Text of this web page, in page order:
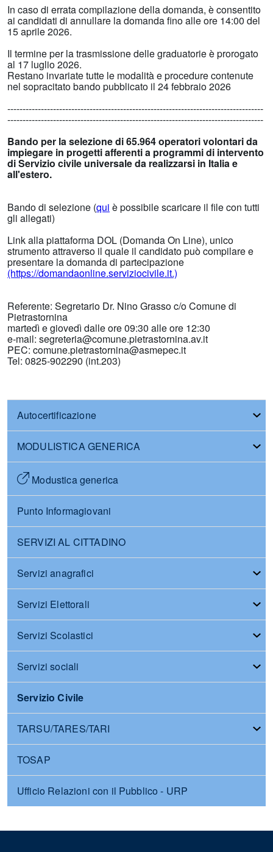
In caso di errata compilazione della domanda, è consentito
ai candidati di annullare la domanda fino alle ore 14:00 del
15 aprile 2026.
Il termine per la trasmissione delle graduatorie è prorogato
al 17 luglio 2026.
Restano invariate tutte le modalità e procedure contenute
nel sopracitato bando pubblicato il 24 febbraio 2026
------------------------------------------------------------------------------------
------------------------------------------------------------------------------------
Bando per la selezione di 65.964 operatori volontari da
impiegare in progetti afferenti a programmi di intervento
di Servizio civile universale da realizzarsi in Italia e
all'estero.
Bando di selezione (qui è possibile scaricare il file con tutti
gli allegati)
Link alla piattaforma DOL (Domanda On Line), unico
strumento attraverso il quale il candidato può compilare e
presentare la domanda di partecipazione
(https://domandaonline.serviziocivile.it.)
Referente: Segretario Dr. Nino Grasso c/o Comune di
Pietrastornina
martedì e giovedì dalle ore 09:30 alle ore 12:30
e-mail: segreteria@comune.pietrastornina.av.it
PEC: comune.pietrastornina@asmepec.it
Tel: 0825-902290 (int.203)
Autocertificazione
MODULISTICA GENERICA
Modustica generica
Punto Informagiovani
SERVIZI AL CITTADINO
Servizi anagrafici
Servizi Elettorali
Servizi Scolastici
Servizi sociali
Servizio Civile
TARSU/TARES/TARI
TOSAP
Ufficio Relazioni con il Pubblico - URP